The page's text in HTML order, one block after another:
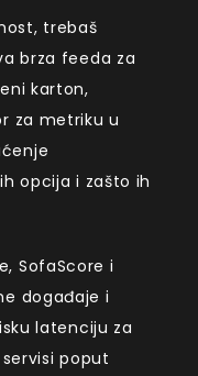
trebaš
brza feeda za
karton,
za metriku u
opcija i zašto ih
SofaScore i
događaje i
latenciju za
poput